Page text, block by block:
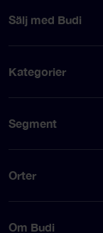
Sälj med Budi
Kategorier
Segment
Orter
Om Budi